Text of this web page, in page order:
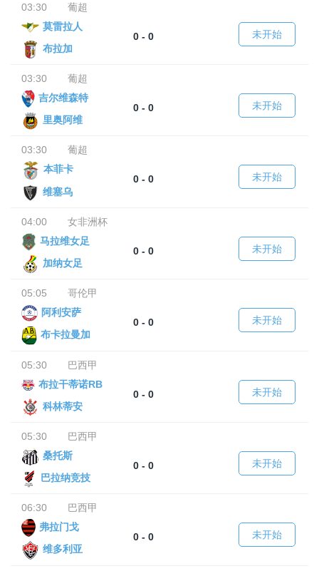
03:30
葡超
莫雷拉人
0 - 0
布拉加
未开始
03:30
葡超
吉尔维森特
0 - 0
里奥阿维
未开始
03:30
葡超
本菲卡
0 - 0
维塞乌
未开始
04:00
女非洲杯
马拉维女足
0 - 0
加纳女足
未开始
05:05
哥伦甲
阿利安萨
0 - 0
布卡拉曼加
未开始
05:30
巴西甲
布拉干蒂诺RB
0 - 0
科林蒂安
未开始
05:30
巴西甲
桑托斯
0 - 0
巴拉纳竞技
未开始
06:30
巴西甲
弗拉门戈
0 - 0
维多利亚
未开始